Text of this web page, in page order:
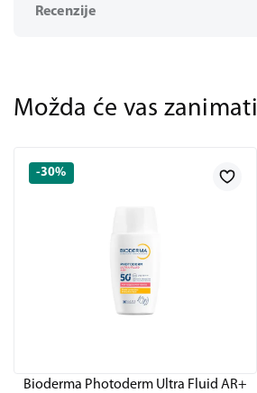
Recenzije
Možda će vas zanimati
-30%
Bioderma Photoderm Ultra Fluid AR+